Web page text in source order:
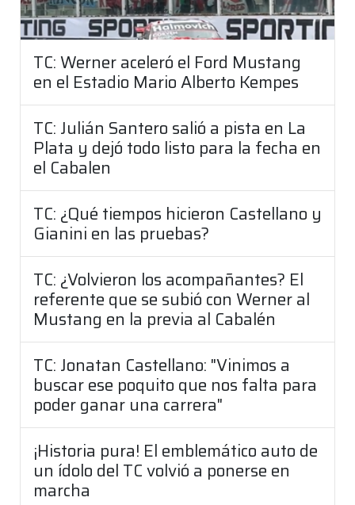
TC: Werner aceleró el Ford Mustang
en el Estadio Mario Alberto Kempes
TC: Julián Santero salió a pista en La
Plata y dejó todo listo para la fecha en
el Cabalen
TC: ¿Qué tiempos hicieron Castellano y
Gianini en las pruebas?
TC: ¿Volvieron los acompañantes? El
referente que se subió con Werner al
Mustang en la previa al Cabalén
TC: Jonatan Castellano: "Vinimos a
buscar ese poquito que nos falta para
poder ganar una carrera"
¡Historia pura! El emblemático auto de
un ídolo del TC volvió a ponerse en
marcha